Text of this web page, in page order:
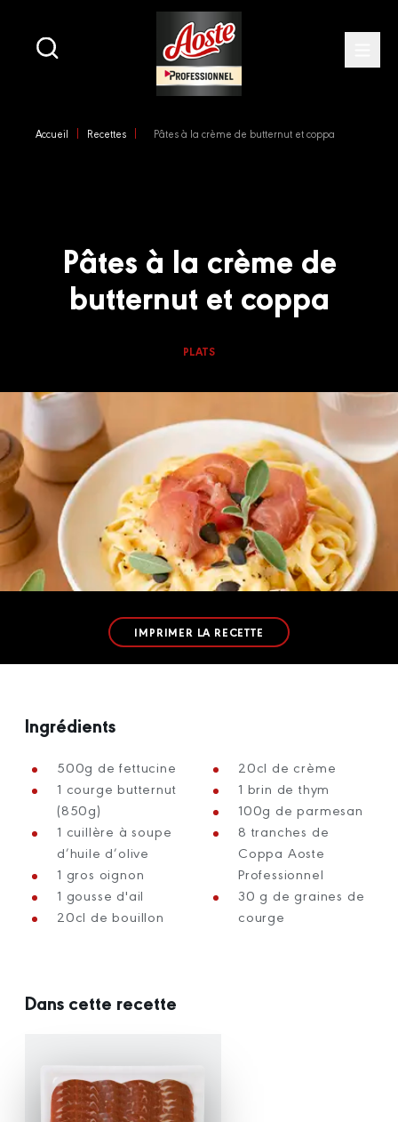
Accueil Recettes Pâtes à la crème de butternut et coppa
Pâtes à la crème de
butternut et coppa
PLATS
IMPRIMER LA RECETTE
Ingrédients
500g de fettucine
1 courge butternut
(850g)
1 cuillère à soupe
d’huile d’olive
1 gros oignon
1 gousse d'ail
20cl de bouillon
20cl de crème
1 brin de thym
100g de parmesan
8 tranches de
Coppa Aoste
Professionnel
30 g de graines de
courge
Dans cette recette